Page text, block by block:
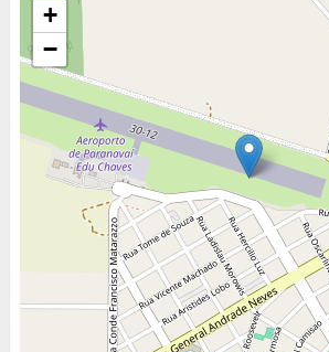
+
−